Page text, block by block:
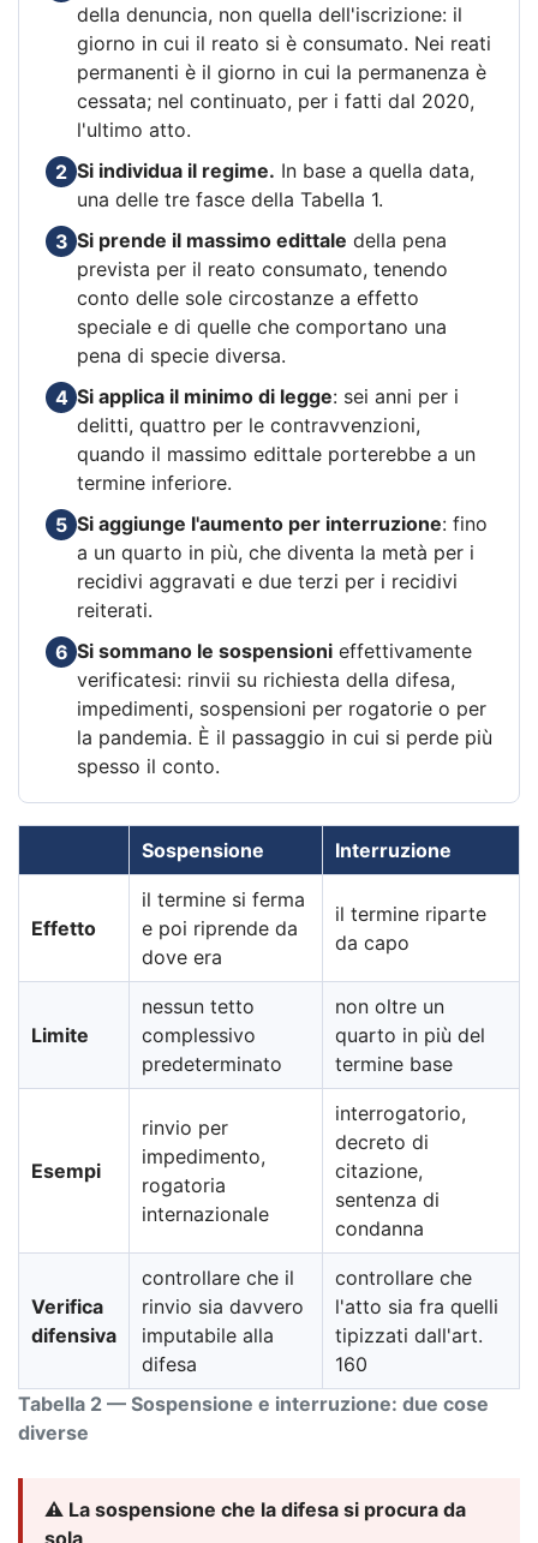
della denuncia, non quella dell'iscrizione: il
giorno in cui il reato si è consumato. Nei reati
permanenti è il giorno in cui la permanenza è
cessata; nel continuato, per i fatti dal 2020,
l'ultimo atto.
2 Si individua il regime. In base a quella data,
una delle tre fasce della Tabella 1.
3 Si prende il massimo edittale della pena
prevista per il reato consumato, tenendo
conto delle sole circostanze a effetto
speciale e di quelle che comportano una
pena di specie diversa.
4 Si applica il minimo di legge: sei anni per i
delitti, quattro per le contravvenzioni,
quando il massimo edittale porterebbe a un
termine inferiore.
5 Si aggiunge l'aumento per interruzione: fino
a un quarto in più, che diventa la metà per i
recidivi aggravati e due terzi per i recidivi
reiterati.
6 Si sommano le sospensioni effettivamente
verificatesi: rinvii su richiesta della difesa,
impedimenti, sospensioni per rogatorie o per
la pandemia. È il passaggio in cui si perde più
spesso il conto.
Tabella 2 — Sospensione e interruzione: due cose
diverse
Sospensione Interruzione
Effetto
il termine si ferma
e poi riprende da
dove era
il termine riparte
da capo
Limite
nessun tetto
complessivo
predeterminato
non oltre un
quarto in più del
termine base
Esempi
rinvio per
impedimento,
rogatoria
internazionale
interrogatorio,
decreto di
citazione,
sentenza di
condanna
Verifica
difensiva
controllare che il
rinvio sia davvero
imputabile alla
difesa
controllare che
l'atto sia fra quelli
tipizzati dall'art.
160
⚠️ La sospensione che la difesa si procura da
sola